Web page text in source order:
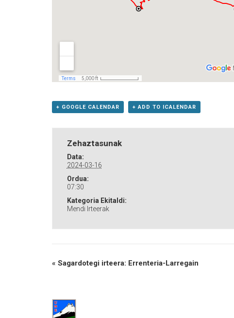
+ GOOGLE CALENDAR + ADD TO ICALENDAR
Zehaztasunak
Data:
2024-03-16
Ordua:
07:30
Kategoria Ekitaldi:
Mendi Irteerak
« Sagardotegi irteera: Errenteria-Larregain